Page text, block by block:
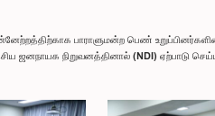
பாராளுமன்ற பெண்
ஜனநாயக நிறுவனத்தினால் (NDI) ஏற்பாடு